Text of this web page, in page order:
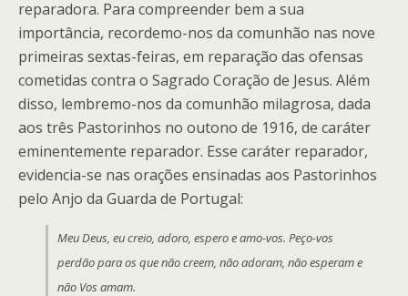
reparadora. Para compreender bem a sua
importância, recordemo-nos da comunhão nas nove
primeiras sextas-feiras, em reparação das ofensas
cometidas contra o Sagrado Coração de Jesus. Além
disso, lembremo-nos da comunhão milagrosa, dada
aos três Pastorinhos no outono de 1916, de caráter
eminentemente reparador. Esse caráter reparador,
evidencia-se nas orações ensinadas aos Pastorinhos
pelo Anjo da Guarda de Portugal:
Meu Deus, eu creio, adoro, espero e amo-vos. Peço-vos
perdão para os que não creem, não adoram, não esperam e
não Vos amam.